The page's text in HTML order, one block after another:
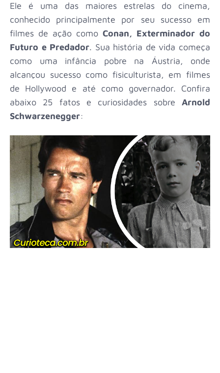
Ele é uma das maiores estrelas do cinema,
conhecido principalmente por seu sucesso em
filmes de ação como Conan, Exterminador do
Futuro e Predador. Sua história de vida começa
como uma infância pobre na Áustria, onde
alcançou sucesso como fisiculturista, em filmes
de Hollywood e até como governador. Confira
abaixo 25 fatos e curiosidades sobre Arnold
Schwarzenegger: